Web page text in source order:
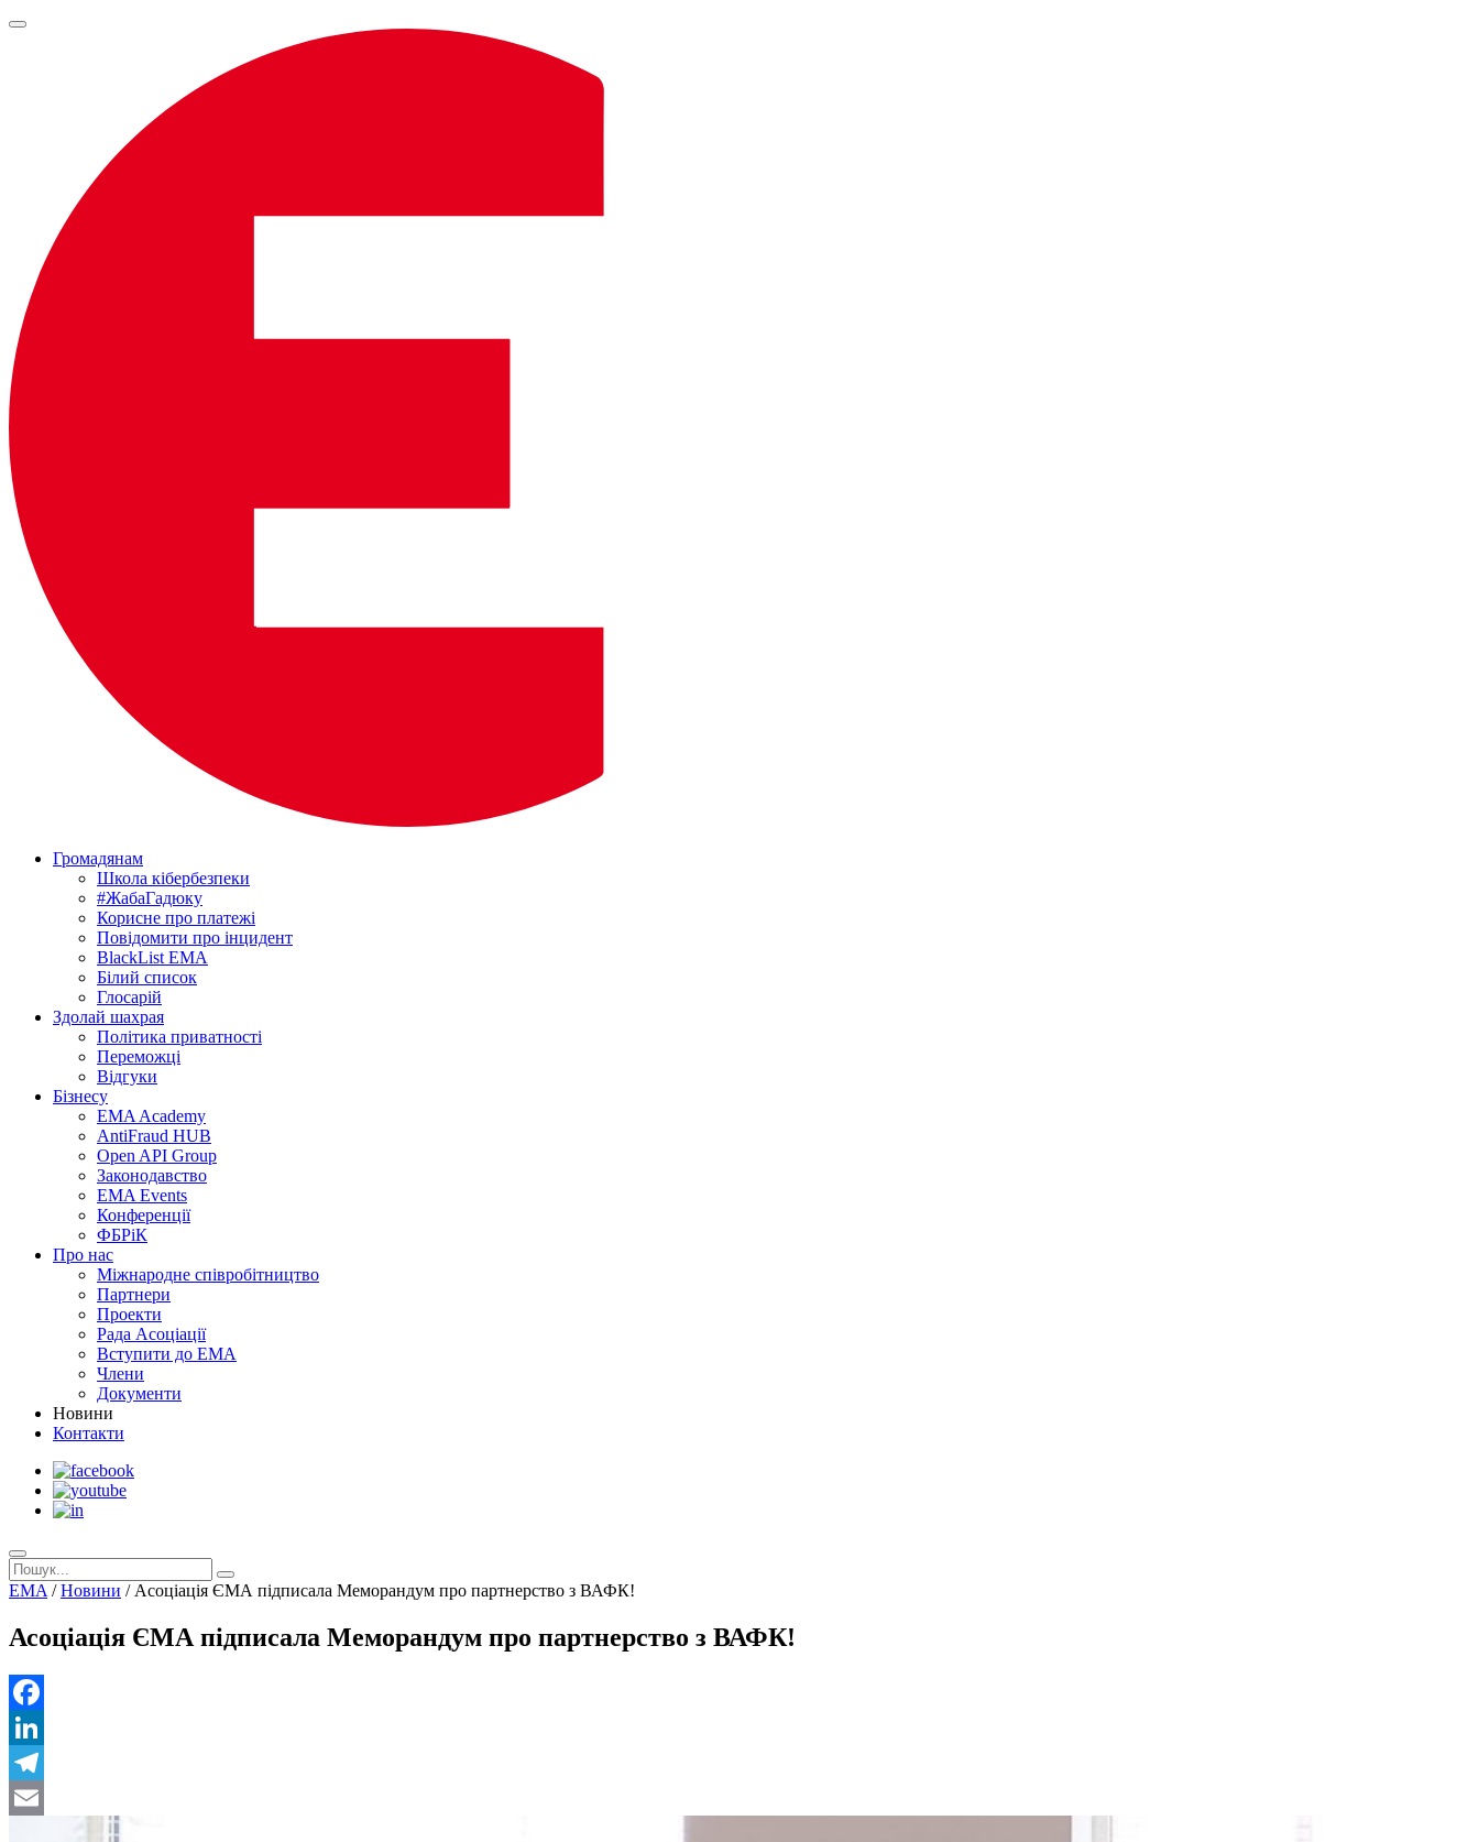
Громадянам
Школа кібербезпеки
#ЖабаГадюку
Корисне про платежі
Повідомити про інцидент
BlackList EMA
Білий список
Глосарій
Здолай шахрая
Політика приватності
Переможцi
Відгуки
Бізнесу
EMA Academy
AntiFraud HUB
Open API Group
Законодавство
EMA Events
Конференції
ФБРіК
Про нас
Міжнародне співробітництво
Партнери
Проекти
Рада Асоціації
Вступити до ЕМА
Члени
Документи
Новини
Контакти
EMA /Новини / Асоціація ЄМА підписала Меморандум про партнерство з ВАФК!
Асоціація ЄМА підписала Меморандум про партнерство з ВАФК!
Facebook
LinkedIn
Telegram